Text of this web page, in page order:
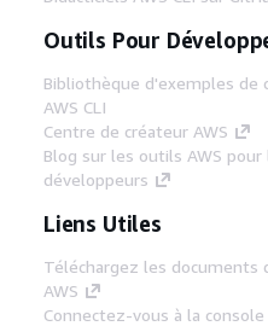
Outils Pour
Bibliothèque d'exemples de
AWS CLI
Centre de créateur AWS
Blog sur les outils AWS pour
développeurs
Liens Utiles
Téléchargez les documents
AWS
Connectez-vous à la console